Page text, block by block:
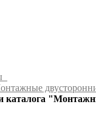
каталога